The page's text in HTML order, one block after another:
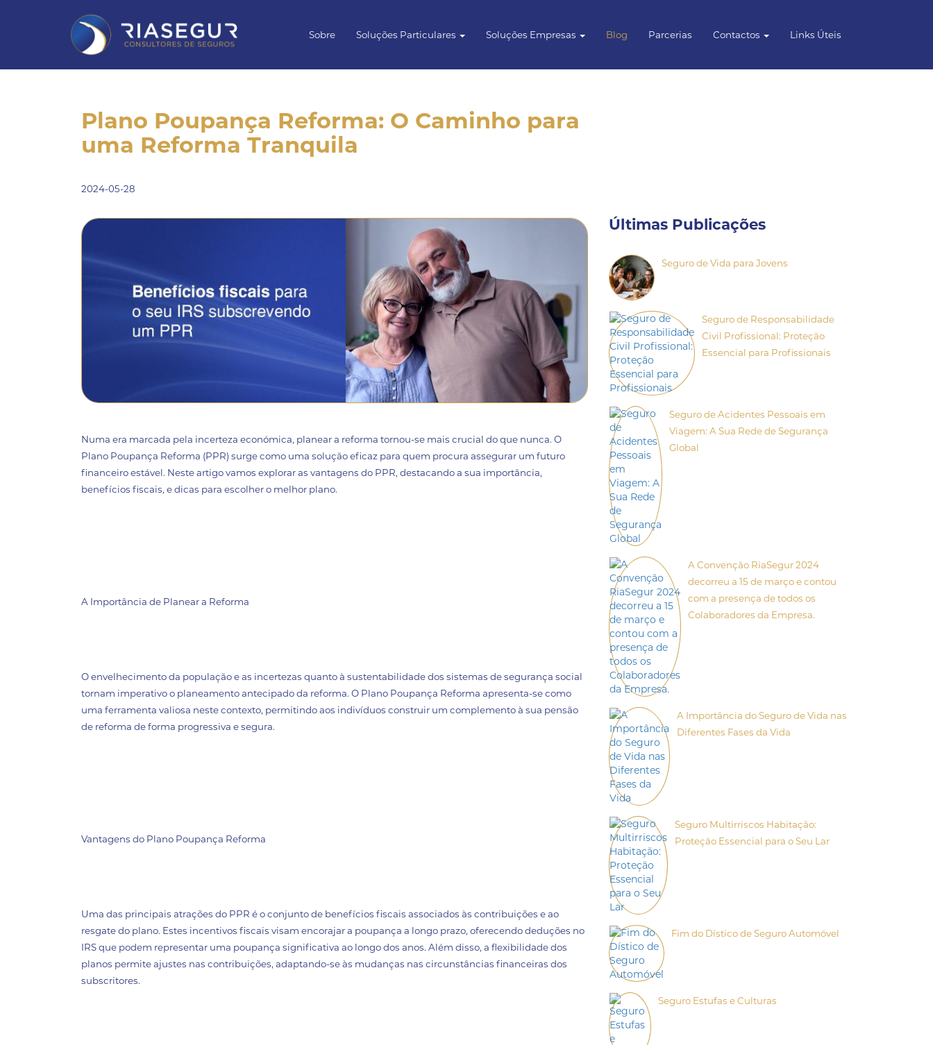
Sobre Soluções Particulares Soluções Empresas Blog Parcerias Contactos Links Úteis
Plano Poupança Reforma: O Caminho para
uma Reforma Tranquila
2024-05-28
Numa era marcada pela incerteza económica, planear a reforma tornou-se mais crucial do que nunca. O
Plano Poupança Reforma (PPR) surge como uma solução eficaz para quem procura assegurar um futuro
financeiro estável. Neste artigo vamos explorar as vantagens do PPR, destacando a sua importância,
benefícios fiscais, e dicas para escolher o melhor plano.
A Importância de Planear a Reforma
O envelhecimento da população e as incertezas quanto à sustentabilidade dos sistemas de segurança social
tornam imperativo o planeamento antecipado da reforma. O Plano Poupança Reforma apresenta-se como
uma ferramenta valiosa neste contexto, permitindo aos indivíduos construir um complemento à sua pensão
de reforma de forma progressiva e segura.
Vantagens do Plano Poupança Reforma
Uma das principais atrações do PPR é o conjunto de benefícios fiscais associados às contribuições e ao
resgate do plano. Estes incentivos fiscais visam encorajar a poupança a longo prazo, oferecendo deduções no
IRS que podem representar uma poupança significativa ao longo dos anos. Além disso, a flexibilidade dos
planos permite ajustes nas contribuições, adaptando-se às mudanças nas circunstâncias financeiras dos
subscritores.
Últimas Publicações
Seguro de Vida para Jovens
Seguro de Responsabilidade
Civil Profissional: Proteção
Essencial para Profissionais
Seguro de Acidentes Pessoais em
Viagem: A Sua Rede de Segurança
Global
A Convenção RiaSegur 2024
decorreu a 15 de março e contou
com a presença de todos os
Colaboradores da Empresa.
A Importância do Seguro de Vida nas
Diferentes Fases da Vida
Seguro Multirriscos Habitação:
Proteção Essencial para o Seu Lar
Fim do Dístico de Seguro Automóvel
Seguro Estufas e Culturas